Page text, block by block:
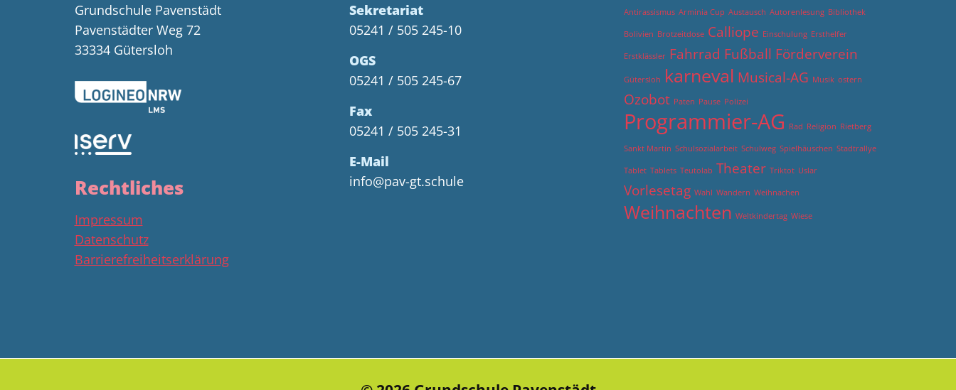
Grundschule Pavenstädt
Pavenstädter Weg 72
33334 Gütersloh
Rechtliches
Impressum
Datenschutz
Barrierefreiheitserklärung
Sekretariat
05241 / 505 245-10
OGS
05241 / 505 245-67
Fax
05241 / 505 245-31
E-Mail
info@pav-gt.schule
Antirassismus Arminia Cup Austausch Autorenlesung Bibliothek
Bolivien Brotzeitdose Calliope Einschulung Ersthelfer
Erstklässler Fahrrad Fußball Förderverein
Gütersloh karneval Musical-AG Musik ostern
Ozobot Paten Pause Polizei
Programmier-AG Rad Religion Rietberg
Sankt Martin Schulsozialarbeit Schulweg Spielhäuschen Stadtrallye
Tablet Tablets Teutolab Theater Triktot Uslar
Vorlesetag Wahl Wandern Weihnachen
Weihnachten Weltkindertag Wiese